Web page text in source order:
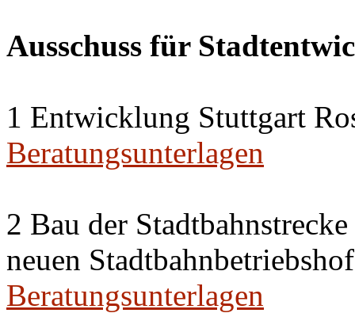
Ausschuss für
1 Entwicklung Stuttgart
Beratungsunterlagen
2 Bau der
neuen
Beratungsunterlagen